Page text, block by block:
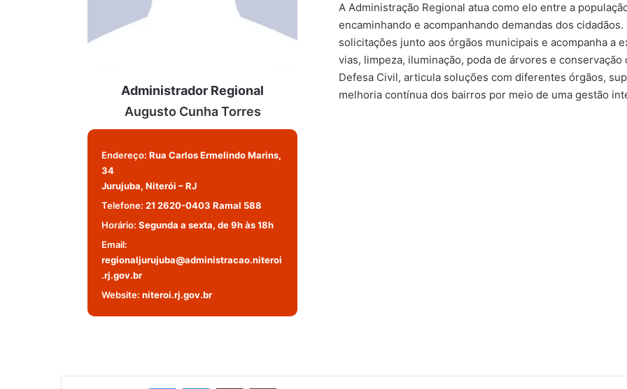
Administrador Regional
Augusto Cunha Torres
Endereço: Rua Carlos Ermelindo Marins,
34
Jurujuba, Niterói – RJ
Telefone: 21 2620-0403 Ramal 588
Horário: Segunda a sexta, de 9h às 18h
Email:
regionaljurujuba@administracao.niteroi
.rj.gov.br
Website: niteroi.rj.gov.br
A Administração Regional atua como elo entre a
encaminhando e acompanhando demandas dos
solicitações junto aos órgãos municipais e acompanha a
vias, limpeza, iluminação, poda de árvores e
Defesa Civil, articula soluções com diferentes órgãos,
melhoria contínua dos bairros por meio de uma gestão